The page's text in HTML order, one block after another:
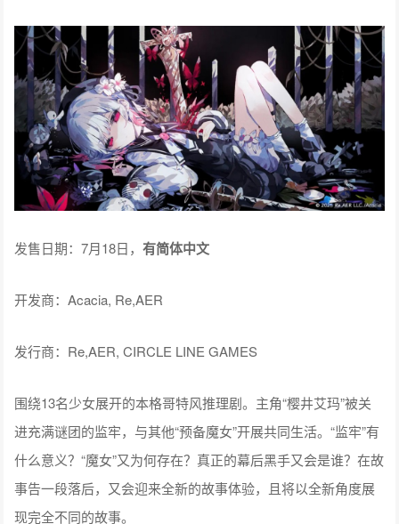
发售日期：7月18日，有简体中文
开发商：Acacia, Re,AER
发行商：Re,AER, CIRCLE LINE GAMES
围绕13名少女展开的本格哥特风推理剧。主角“樱井艾玛”被关
进充满谜团的监牢，与其他“预备魔女”开展共同生活。“监牢”有
什么意义？“魔女”又为何存在？真正的幕后黑手又会是谁？在故
事告一段落后，又会迎来全新的故事体验，且将以全新角度展
现完全不同的故事。